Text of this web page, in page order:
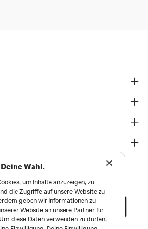
Wahl.
um Inhalte anzuzeigen, zu
die Zugriffe auf unsere Website zu
geben wir Informationen zu
Website an unsere Partner für
diese Daten verwenden zu dürfen,